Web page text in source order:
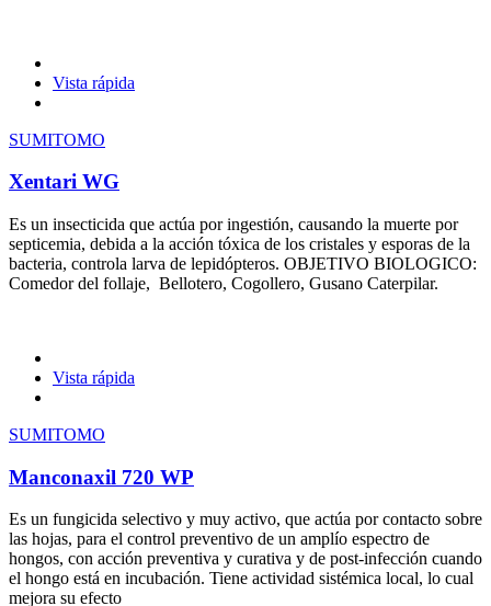
Vista rápida
SUMITOMO
Xentari WG
Es un insecticida que actúa por ingestión, causando la muerte por
septicemia, debida a la acción tóxica de los cristales y esporas de la
bacteria, controla larva de lepidópteros. OBJETIVO BIOLOGICO:
Comedor del follaje, Bellotero, Cogollero, Gusano Caterpilar.
Vista rápida
SUMITOMO
Manconaxil 720 WP
Es un fungicida selectivo y muy activo, que actúa por contacto sobre
las hojas, para el control preventivo de un amplío espectro de
hongos, con acción preventiva y curativa y de post-infección cuando
el hongo está en incubación. Tiene actividad sistémica local, lo cual
mejora su efecto